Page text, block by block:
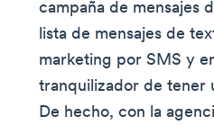
campaña de mensajes
lista de mensajes de
marketing por SMS y
tranquilizador de tener
De hecho, con la